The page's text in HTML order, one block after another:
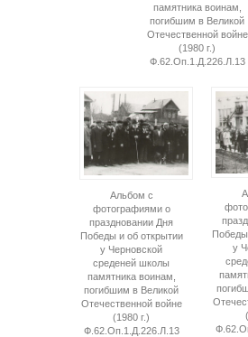
памятника воинам,
погибшим в Великой
Отечественной войне
(1980 г.)
Ф.62.Оп.1.Д.226.Л.13
Альбом с
фотографиями о
праздновании Дня
Победы и об открытии
у Черновской
среденей школы
памятника воинам,
погибшим в Великой
Отечественной войне
(1980 г.)
Ф.62.Оп.1.Д.226.Л.13
Победы
у